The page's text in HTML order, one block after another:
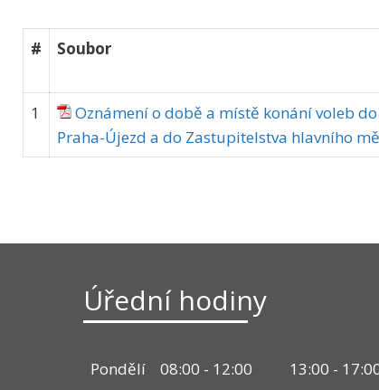
# Soubor
1
Oznámení o době a místě konání voleb
Praha-Újezd a do Zastupitelstva hlavního
Úřední hodiny
Pondělí 08:00 - 12:00 13:00 -